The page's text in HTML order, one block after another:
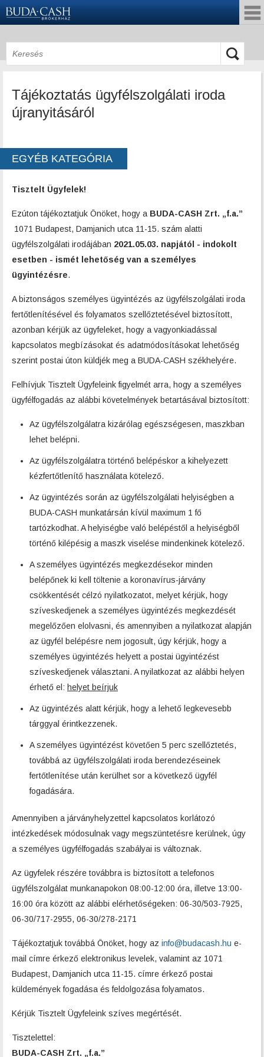
Tájékoztatás ügyfélszolgálati iroda
újranyitásáról
EGYÉB KATEGÓRIA
Tisztelt Ügyfelek!
Ezúton tájékoztatjuk Önöket, hogy a BUDA-CASH Zrt. „f.a.”
1071 Budapest, Damjanich utca 11-15. szám alatti
ügyfélszolgálati irodájában 2021.05.03. napjától - indokolt
esetben - ismét lehetőség van a személyes
ügyintézésre.
A biztonságos személyes ügyintézés az ügyfélszolgálati iroda
fertőtlenítésével és folyamatos szellőztetésével biztosított,
azonban kérjük az ügyfeleket, hogy a vagyonkiadással
kapcsolatos megbízásokat és adatmódosításokat lehetőség
szerint postai úton küldjék meg a BUDA-CASH székhelyére.
Felhívjuk Tisztelt Ügyfeleink figyelmét arra, hogy a személyes
ügyfélfogadás az alábbi követelmények betartásával biztosított:
Az ügyfélszolgálatra kizárólag egészségesen, maszkban
lehet belépni.
Az ügyfélszolgálatra történő belépéskor a kihelyezett
kézfertőtlenítő használata kötelező.
Az ügyintézés során az ügyfélszolgálati helyiségben a
BUDA-CASH munkatársán kívül maximum 1 fő
tartózkodhat. A helyiségbe való belépéstől a helyiségből
történő kilépésig a maszk viselése mindenkinek kötelező.
A személyes ügyintézés megkezdésekor minden
belépőnek ki kell töltenie a koronavírus-járvány
csökkentését célzó nyilatkozatot, melyet kérjük, hogy
szíveskedjenek a személyes ügyintézés megkezdését
megelőzően elolvasni, és amennyiben a nyilatkozat alapján
az ügyfél belépésre nem jogosult, úgy kérjük, hogy a
személyes ügyintézés helyett a postai ügyintézést
szíveskedjenek választani. A nyilatkozat az alábbi helyen
érhető el: helyet beírjuk
Az ügyintézés alatt kérjük, hogy a lehető legkevesebb
tárggyal érintkezzenek.
A személyes ügyintézést követően 5 perc szellőztetés,
továbbá az ügyfélszolgálati iroda berendezéseinek
fertőtlenítése után kerülhet sor a következő ügyfél
fogadására.
Amennyiben a járványhelyzettel kapcsolatos korlátozó
intézkedések módosulnak vagy megszüntetésre kerülnek, úgy
a személyes ügyfélfogadás szabályai is változnak.
Az ügyfelek részére továbbra is biztosított a telefonos
ügyfélszolgálat munkanapokon 08:00-12:00 óra, illetve 13:00-
16:00 óra között az alábbi elérhetőségeken: 06-30/503-7925,
06-30/717-2955, 06-30/278-2171
Tájékoztatjuk továbbá Önöket, hogy az info@budacash.hu e-
mail címre érkező elektronikus levelek, valamint az 1071
Budapest, Damjanich utca 11-15. címre érkező postai
küldemények fogadása és feldolgozása folyamatos.
Kérjük Tisztelt Ügyfeleink szíves megértését.
Tisztelettel:
BUDA-CASH Zrt. „f.a.”